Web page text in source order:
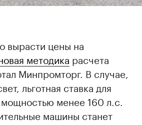
вырасти цены на
методика расчета
Минпромторг. В случае,
льготная ставка для
менее 160 л.с.
машины станет